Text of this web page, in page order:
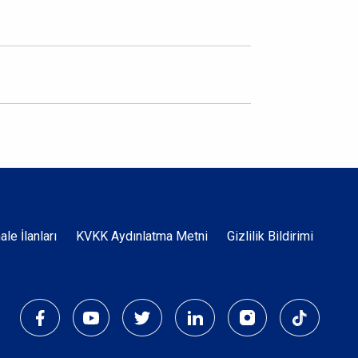
İlanları KVKK Aydınlatma Metni Gizlilik Bildirimi